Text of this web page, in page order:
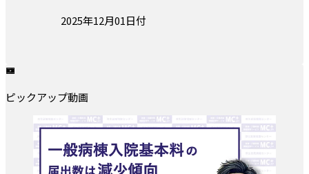
投稿日:2025年12月01日付
ピックアップ動画